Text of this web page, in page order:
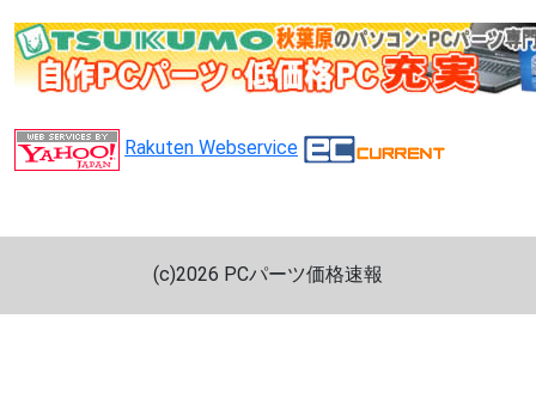
Rakuten Webservice
(c)2026 PCパーツ価格速報